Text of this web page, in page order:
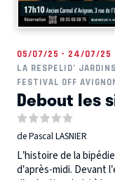
05/07/25 - 24/07/25
LA RESPELID’
FESTIVAL OFF
Debout les
de Pascal LASNIER
L’histoire de la
d’après-midi. Devant